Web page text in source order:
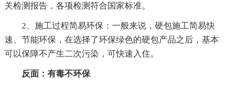
关检测报告，各项检测符合国家标准。
2、施工过程简易环保：一般来说，硬包施工简易快
速、节能环保，在选择了环保绿色的硬包产品之后，基本
可以保障不产生二次污染，可快速入住。
反面：有毒不环保